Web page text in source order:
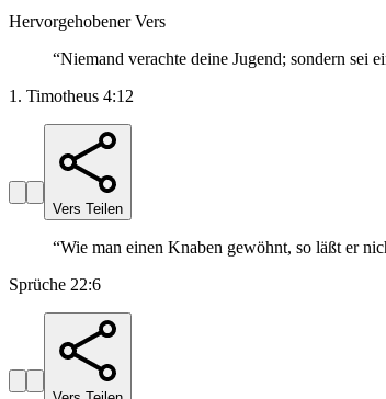
Hervorgehobener Vers
“Niemand verachte deine Jugend; sondern
1. Timotheus 4:12
Vers Teilen
“Wie man einen Knaben gewöhnt, so läßt er
Sprüche 22:6